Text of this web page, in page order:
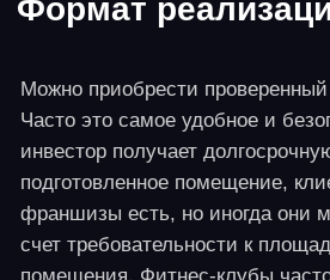
Плюсы и минусы
Самостоятельный проект или партнерство с уж
работающими турфирмами. Второй вариант
потребует инвестиций в основной капитал, но
готовая компания уж имеет репутацию и